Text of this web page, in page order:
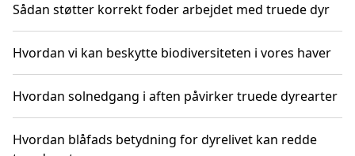
Sådan støtter korrekt foder arbejdet med truede dyr
Hvordan vi kan beskytte biodiversiteten i vores haver
Hvordan solnedgang i aften påvirker truede dyrearter
Hvordan blåfads betydning for dyrelivet kan redde